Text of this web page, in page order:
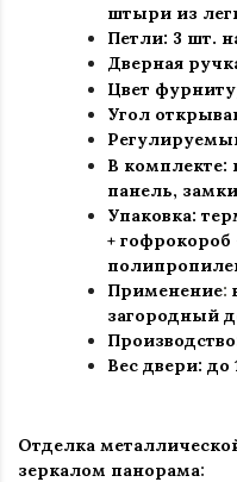
штыри из
Петли: 3 шт.
Дверная
Цвет
Угол
В комплекте:
панель,
Упаковка:
+ гофрокороб
Применение:
загородный
Вес двери: до
Отделка
зеркалом панорама: